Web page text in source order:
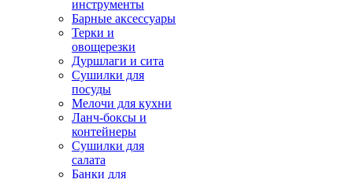
инструменты
Барные аксессуары
Терки и
овощерезки
Дуршлаги и сита
Сушилки для
посуды
Мелочи для кухни
Ланч-боксы и
контейнеры
Сушилки для
салата
Банки для